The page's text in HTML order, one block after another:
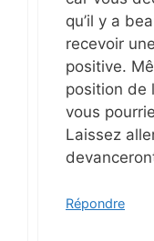
qu’il y a
recevoir
positive.
position de
vous
Laissez
Répondre